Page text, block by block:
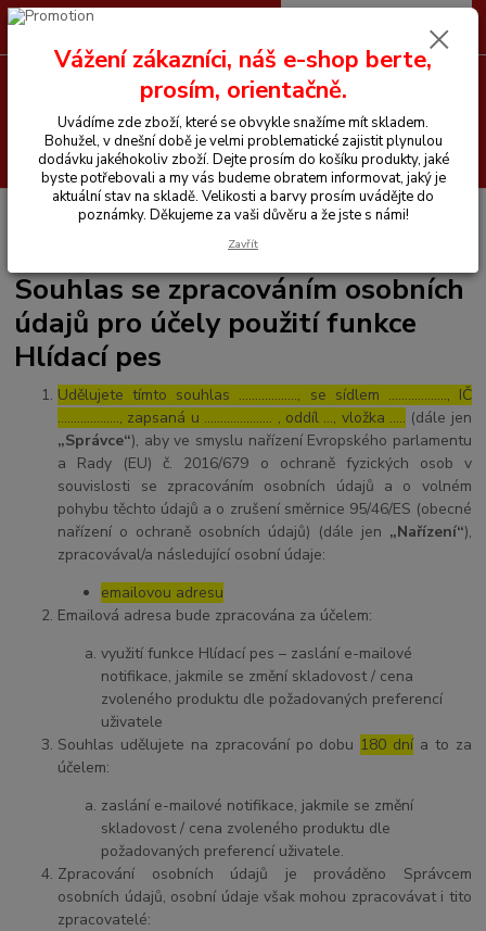
Hledat
+420 605 255 500 0 Kč
Souhlas se zpracováním osobních údajů pro účely použití funkce
Souhlas se zpracováním osobních
údajů pro účely použití funkce
Hlídací pes
Udělujete tímto souhlas ……………..., se sídlem ………………, IČ
………………., zapsaná u ………………… , oddíl …, vložka ….. (dále jen
„Správce“), aby ve smyslu nařízení Evropského parlamentu
a Rady (EU) č. 2016/679 o ochraně fyzických osob v
souvislosti se zpracováním osobních údajů a o volném
pohybu těchto údajů a o zrušení směrnice 95/46/ES (obecné
nařízení o ochraně osobních údajů) (dále jen „Nařízení“),
zpracovával/a následující osobní údaje:
emailovou adresu
Emailová adresa bude zpracována za účelem:
využití funkce Hlídací pes – zaslání e-mailové
notifikace, jakmile se změní skladovost / cena
zvoleného produktu dle požadovaných preferencí
uživatele
Souhlas udělujete na zpracování po dobu 180 dní a to za
účelem:
zaslání e-mailové notifikace, jakmile se změní
skladovost / cena zvoleného produktu dle
požadovaných preferencí uživatele.
Zpracování osobních údajů je prováděno Správcem
osobních údajů, osobní údaje však mohou zpracovávat i tito
zpracovatelé:
Vážení zákazníci, náš e-shop berte,
prosím, orientačně.
Uvádíme zde zboží, které se obvykle snažíme mít skladem.
Bohužel, v dnešní době je velmi problematické zajistit plynulou
dodávku jakéhokoliv zboží. Dejte prosím do košíku produkty, jaké
byste potřebovali a my vás budeme obratem informovat, jaký je
aktuální stav na skladě. Velikosti a barvy prosím uvádějte do
poznámky. Děkujeme za vaši důvěru a že jste s námi!
Zavřít